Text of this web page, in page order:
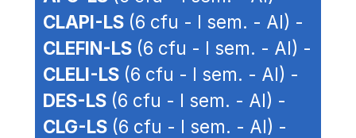
CLAPI-LS (6 cfu - I sem. - AI) -
CLEFIN-LS (6 cfu - I sem. - AI) -
CLELI-LS (6 cfu - I sem. - AI) -
DES-LS (6 cfu - I sem. - AI) -
CLG-LS (6 cfu - I sem. - AI) -